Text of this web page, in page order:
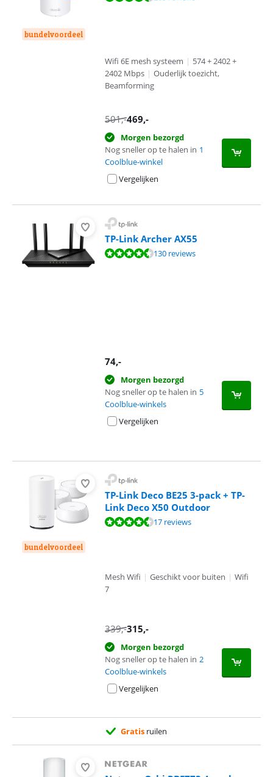
bundelvoordeel
Wifi 6E mesh systeem | 574 + 2402 +
2402 Mbps | Ouderlijk toezicht,
Beamforming
501,-469,-
Morgen bezorgd
Nog sneller op te halen in 1
Coolblue-winkel
Vergelijken
TP-Link Archer AX55
Beoordeling is 9,1 van de 10, gebaseerd op 130 reviews.
130 reviews
74,-
Morgen bezorgd
Nog sneller op te halen in 5
Coolblue-winkels
Vergelijken
bundelvoordeel
TP-Link Deco BE25 3-pack + TP-
Link Deco X50 Outdoor
Beoordeling is 9,1 van de 10, gebaseerd op 17 reviews.
17 reviews
Mesh Wifi | Geschikt voor buiten | Wifi
7
339,-315,-
Morgen bezorgd
Nog sneller op te halen in 2
Coolblue-winkels
Vergelijken
Gratis ruilen